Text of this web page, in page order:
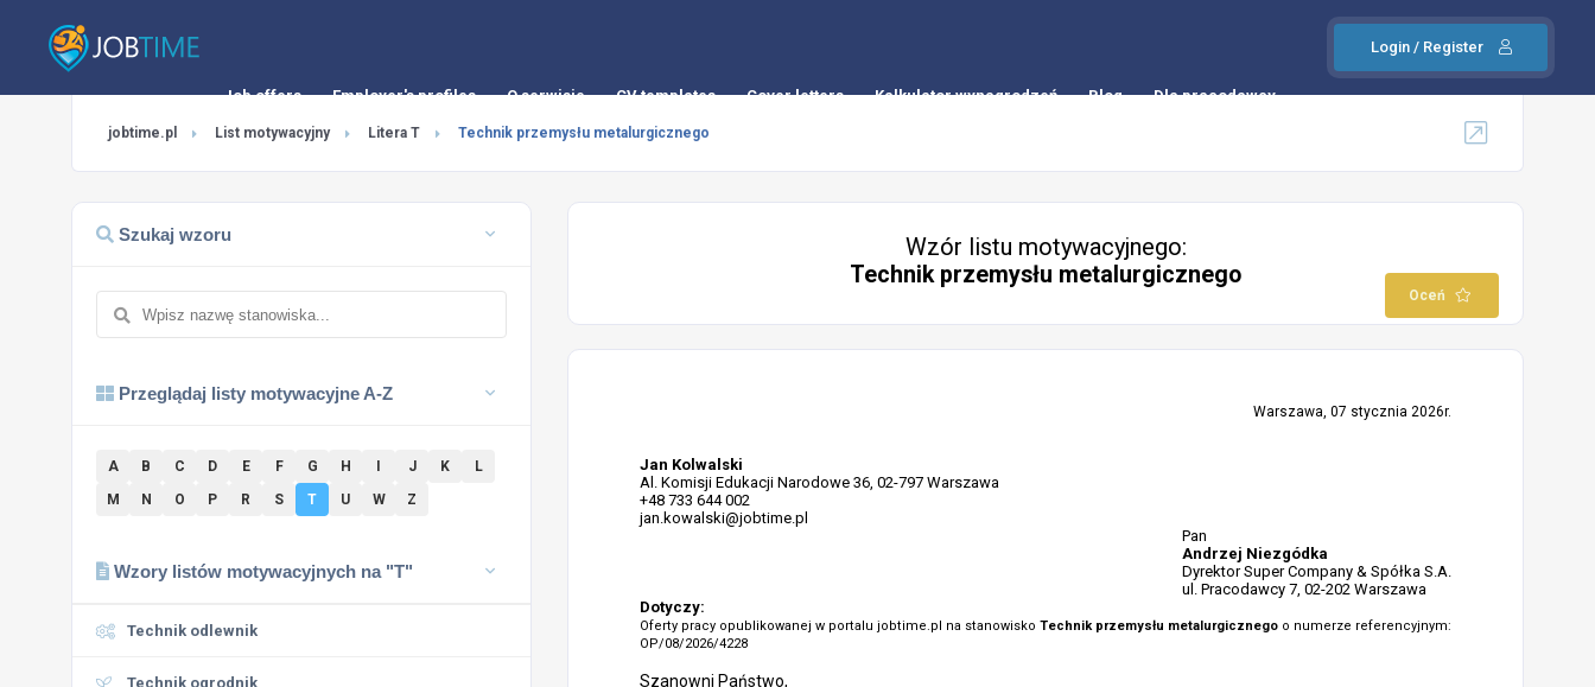
Login / Register
Job offers Employer's profiles O serwisie CV templates Cover letters Kalkulator wynagrodzeń Blog Dla pracodawcy
jobtime.pl List motywacyjny Litera T Technik przemysłu metalurgicznego
Szukaj wzoru
Przeglądaj listy motywacyjne A-Z
A B C D E F G H J K
L
M
N O P R S T U W Z
Wzory listów motywacyjnych na "T"
Technik odlewnik
Technik ogrodnik
Wzór listu motywacyjnego:
Technik przemysłu metalurgicznego
Oceń
Warszawa, 07 stycznia 2026r.
Jan Kolwalski
Al. Komisji Edukacji Narodowe 36, 02-797 Warszawa
+48 733 644 002
jan.kowalski@jobtime.pl
Pan
Andrzej Niezgódka
Dyrektor Super Company & Spółka S.A.
ul. Pracodawcy 7, 02-202 Warszawa
Dotyczy:
Oferty pracy opublikowanej w portalu jobtime.pl na stanowisko Technik przemysłu metalurgicznego o numerze referencyjnym:
OP/08/2026/4228
Szanowni Państwo,